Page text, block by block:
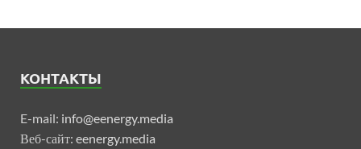
КОНТАКТЫ
E-mail: info@eenergy.media
Веб-сайт: eenergy.media